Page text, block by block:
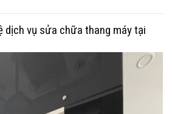
dịch vụ sửa chữa thang máy tại